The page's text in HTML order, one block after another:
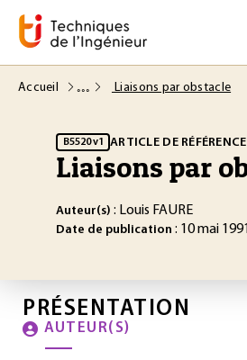
Accueil Liaisons par obstacle
B5520 v1 ARTICLE DE RÉFÉRENCE
Liaisons par
Auteur(s) : Louis FAURE
Date de publication : 10 mai
PRÉSENTATION
AUTEUR(S)